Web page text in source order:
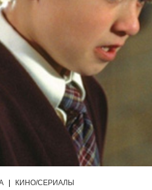
КИНО/СЕРИАЛЫ